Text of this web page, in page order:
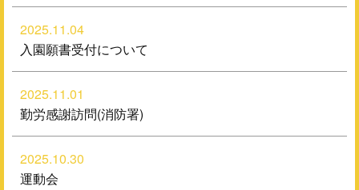
2025.11.04
入園願書受付について
2025.11.01
勤労感謝訪問(消防署)
2025.10.30
運動会